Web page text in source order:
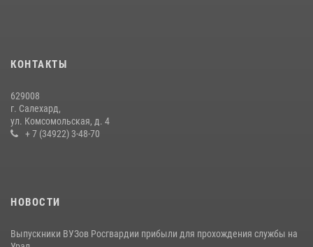
14 июля 2026, 06:53
КОНТАКТЫ
629008
г. Салехард,
ул. Комсомольская, д. 4
+ 7 (34922) 3-48-70
НОВОСТИ
Выпускники ВУЗов Росгвардии прибыли для прохождения службы на